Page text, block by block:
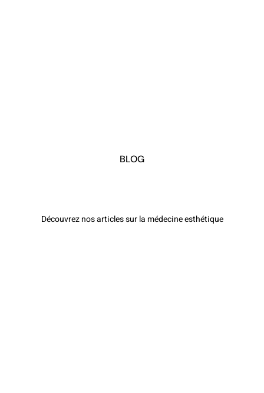
BLOG
Découvrez nos articles sur la médecine esthétique